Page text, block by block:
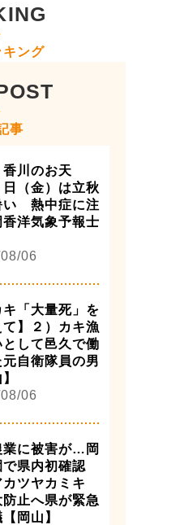
ング
事
香川のお天
（金）は立秋
い 熱中症に注
洋気象予報士
06
キ「大量死」を
】２）カキ漁
して邑久で働
自衛隊員の男
06
業に被害が…岡
県内初確認
カツヤカミキ
防止へ県が緊急
岡山】